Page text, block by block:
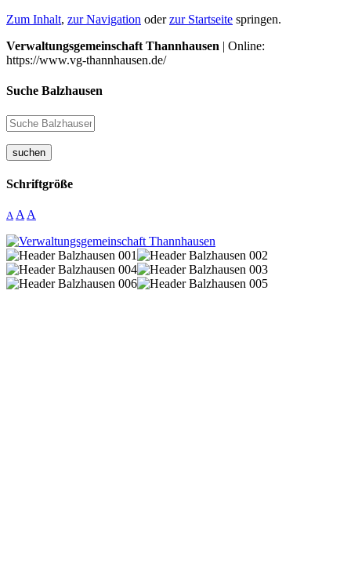
Zum Inhalt, zur Navigation oderzur Startseite springen.
Verwaltungsgemeinschaft Thannhausen | Online:
https://www.vg-thannhausen.de/
Suche Balzhausen
suchen
Schriftgröße
A A A